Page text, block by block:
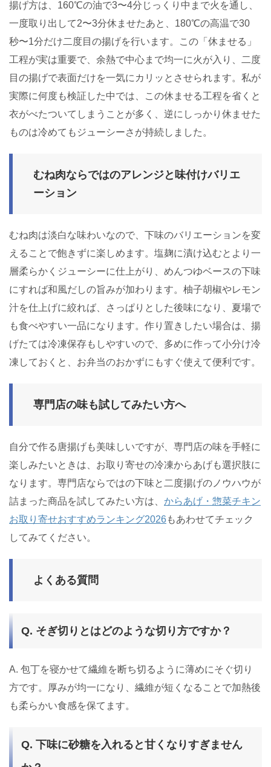
揚げ方は、160℃の油で3〜4分じっくり中まで火を通し、
一度取り出して2〜3分休ませたあと、180℃の高温で30
秒〜1分だけ二度目の揚げを行います。この「休ませる」
工程が実は重要で、余熱で中心まで均一に火が入り、二度
目の揚げで表面だけを一気にカリッとさせられます。私が
実際に何度も検証した中では、この休ませる工程を省くと
衣がべたついてしまうことが多く、逆にしっかり休ませた
ものは冷めてもジューシーさが持続しました。
むね肉ならではのアレンジと味付けバリエ
ーション
むね肉は淡白な味わいなので、下味のバリエーションを変
えることで飽きずに楽しめます。塩麹に漬け込むとより一
層柔らかくジューシーに仕上がり、めんつゆベースの下味
にすれば和風だしの旨みが加わります。柚子胡椒やレモン
汁を仕上げに絞れば、さっぱりとした後味になり、夏場で
も食べやすい一品になります。作り置きしたい場合は、揚
げたては冷凍保存もしやすいので、多めに作って小分け冷
凍しておくと、お弁当のおかずにもすぐ使えて便利です。
専門店の味も試してみたい方へ
自分で作る唐揚げも美味しいですが、専門店の味を手軽に
楽しみたいときは、お取り寄せの冷凍からあげも選択肢に
なります。専門店ならではの下味と二度揚げのノウハウが
詰まった商品を試してみたい方は、 からあげ・惣菜チキン
お取り寄せおすすめランキング2026もあわせてチェック
してみてください。
よくある質問
Q. そぎ切りとはどのような切り方ですか？
A. 包丁を寝かせて繊維を断ち切るように薄めにそぐ切り
方です。厚みが均一になり、繊維が短くなることで加熱後
も柔らかい食感を保てます。
Q. 下味に砂糖を入れると甘くなりすぎません